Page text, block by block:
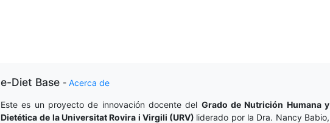
e-Diet Base - Acerca de
Este es un proyecto de innovación docente del Grado de Nutrición Humana y
Dietética de la Universitat Rovira i Virgili (URV) liderado por la Dra. Nancy Babio,